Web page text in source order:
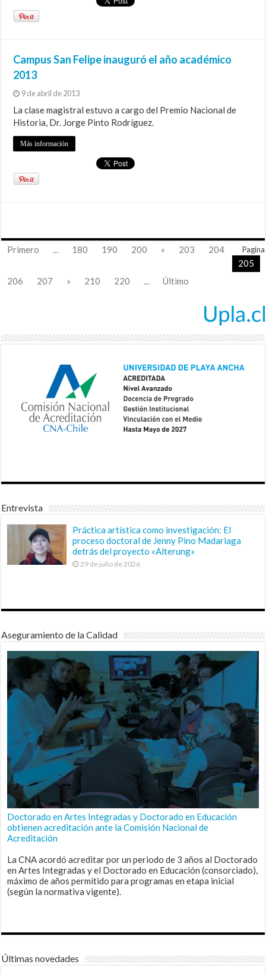
Campus San Felipe inauguró el año académico
2013
9 de abril de 2013
La clase magistral estuvo a cargo del Premio Nacional de
Historia, Dr. Jorge Pinto Rodríguez.
Más información
Pagina
Primero ... 180 190 200 « 203
204
205
206
207 » 210 220 ... Último
Entrevista
Práctica artística como investigación: El
proceso doctoral de Jenny Pino Madariaga
detrás del proyecto «Alterung»
29 de julio de 2026
Aseguramiento de la Calidad
Doctorado en Artes Integradas y Doctorado en Educación
obtienen acreditación ante la Comisión Nacional de
Acreditación
La CNA acordó acreditar por un periodo de 3 años al Doctorado
en Artes Integradas y el Doctorado en Educación (consorciado),
máximo de años permitido para programas en etapa inicial
(según la normativa vigente).
Últimas novedades